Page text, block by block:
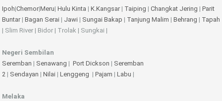
Ipoh|Chemor|Meru| Hulu Kinta | K.Kangsar| Taiping | Changkat Jering | Parit
Buntar| Bagan Serai | Jawi | Sungai Bakap | Tanjung Malim | Behrang | Tapah
| Slim River | Bidor | Trolak | Sungkai |
Negeri Sembilan
Seremban | Senawang | Port Dickson | Seremban
2 | Sendayan | Nilai | Lenggeng | Pajam | Labu |
Melaka